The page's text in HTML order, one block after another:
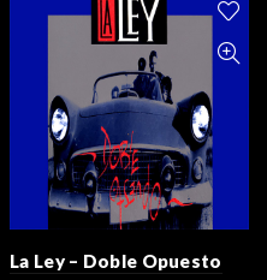
La Ley – Doble Opuesto